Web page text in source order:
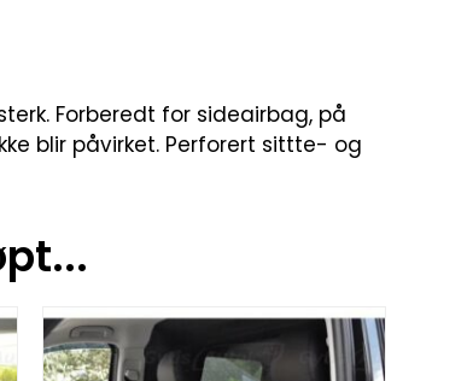
Forberedt for sideairbag, på
blir påvirket. Perforert sittte- og